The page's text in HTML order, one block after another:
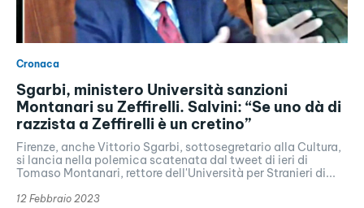
Cronaca
Sgarbi, ministero Università sanzioni
Montanari su Zeffirelli. Salvini: “Se uno dà di
razzista a Zeffirelli è un cretino”
Firenze, anche Vittorio Sgarbi, sottosegretario alla Cultura,
si lancia nella polemica scatenata dal tweet di ieri di
Tomaso Montanari, rettore dell'Università per Stranieri di...
12 Febbraio 2023